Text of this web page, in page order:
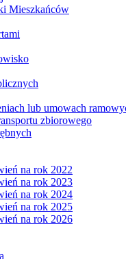
Mieszkańców
lub umowach
zbiorowego
na rok 2022
na rok 2023
na rok 2024
na rok 2025
na rok 2026